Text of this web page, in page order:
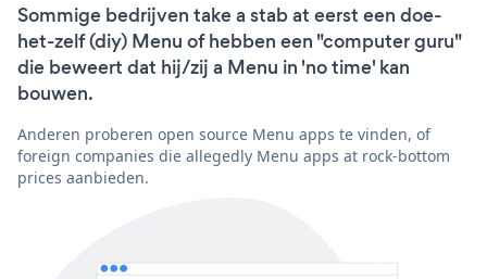
Sommige bedrijven take a stab at eerst een doe-
het-zelf (diy) Menu of hebben een "computer guru"
die beweert dat hij/zij a Menu in 'no time' kan
bouwen.
Anderen proberen open source Menu apps te vinden, of
foreign companies die allegedly Menu apps at rock-bottom
prices aanbieden.